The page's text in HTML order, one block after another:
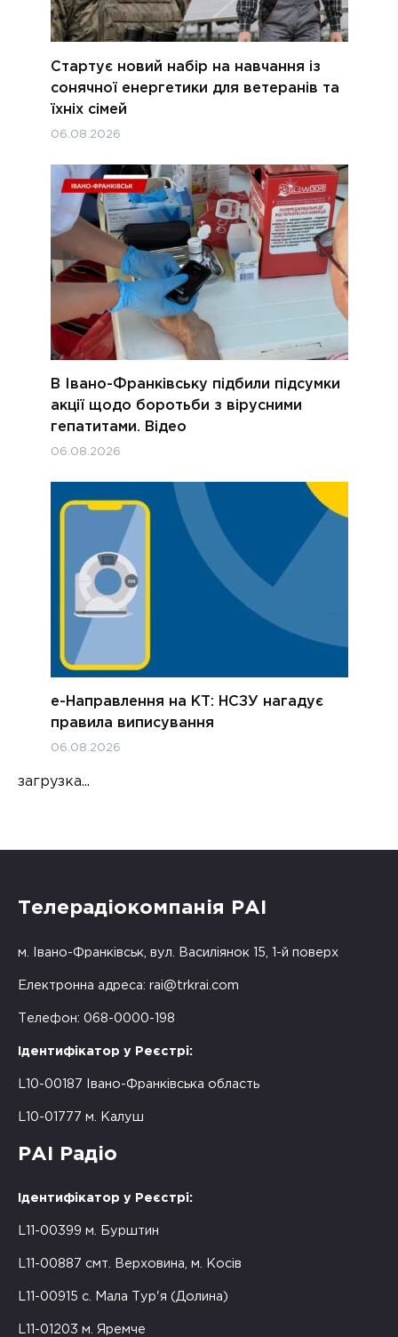
Стартує новий набір на навчання із
сонячної енергетики для ветеранів та
їхніх сімей
06.08.2026
В Івано-Франківську підбили підсумки
акції щодо боротьби з вірусними
гепатитами. Відео
06.08.2026
е-Направлення на КТ: НСЗУ нагадує
правила виписування
06.08.2026
загрузка...
Телерадіокомпанія РАІ
м. Івано-Франківськ, вул. Василіянок 15, 1-й поверх
Електронна адреса: rai@trkrai.com
Телефон: 068-0000-198
Ідентифікатор у Реєстрі:
L10-00187 Івано-Франківська область
L10-01777 м. Калуш
РАІ Радіо
Ідентифікатор у Реєстрі:
L11-00399 м. Бурштин
L11-00887 смт. Верховина, м. Косів
L11-00915 с. Мала Тур'я (Долина)
L11-01203 м. Яремче